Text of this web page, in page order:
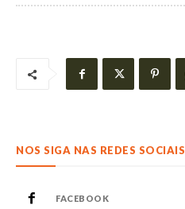
NOS SIGA NAS REDES SOCIAIS
FACEBOOK